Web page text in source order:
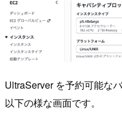
UltraServer を予約可能な
以下の様な画面です。